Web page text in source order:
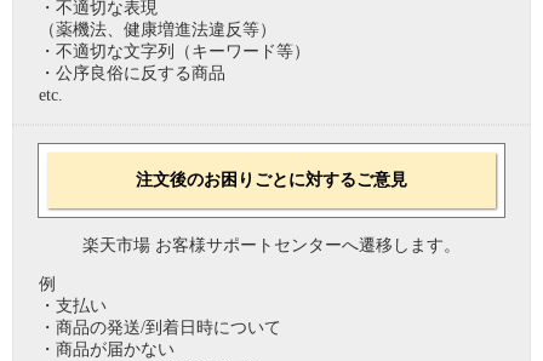
・不適切な表現
（薬機法、健康増進法違反等）
・不適切な文字列（キーワード等）
・公序良俗に反する商品
etc.
注文後のお困りごとに対するご意見
楽天市場 お客様サポートセンターへ遷移します。
例
・支払い
・商品の発送/到着日時について
・商品が届かない